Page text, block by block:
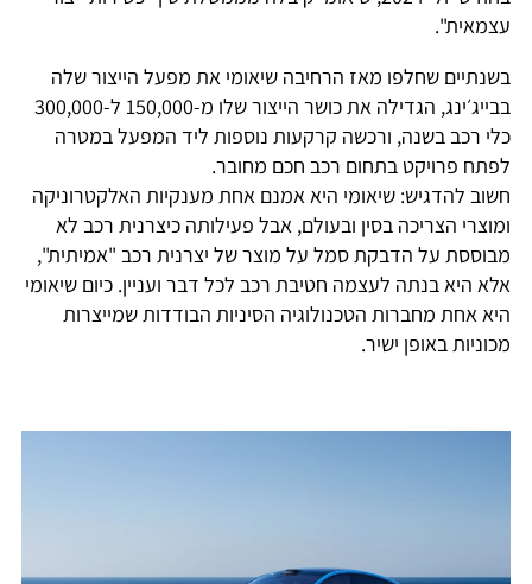
עצמאית".
בשנתיים שחלפו מאז הרחיבה שיאומי את מפעל הייצור שלה
בבייג׳ינג, הגדילה את כושר הייצור שלו מ-150,000 ל-300,000
כלי רכב בשנה, ורכשה קרקעות נוספות ליד המפעל במטרה
לפתח פרויקט בתחום רכב חכם מחובר.
חשוב להדגיש: שיאומי היא אמנם אחת מענקיות האלקטרוניקה
ומוצרי הצריכה בסין ובעולם, אבל פעילותה כיצרנית רכב לא
מבוססת על הדבקת סמל על מוצר של יצרנית רכב "אמיתית",
אלא היא בנתה לעצמה חטיבת רכב לכל דבר ועניין. כיום שיאומי
היא אחת מחברות הטכנולוגיה הסיניות הבודדות שמייצרות
מכוניות באופן ישיר.